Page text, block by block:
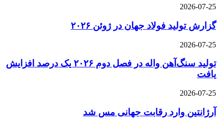
2026-07-25
گزارش تولید فولاد جهان در ژوئن ۲۰۲۶
2026-07-25
تولید سنگ‌آهن واله در فصل دوم ۲۰۲۶ یک درصد افزایش
یافت
2026-07-25
آرژانتین وارد رقابت جهانی مس شد